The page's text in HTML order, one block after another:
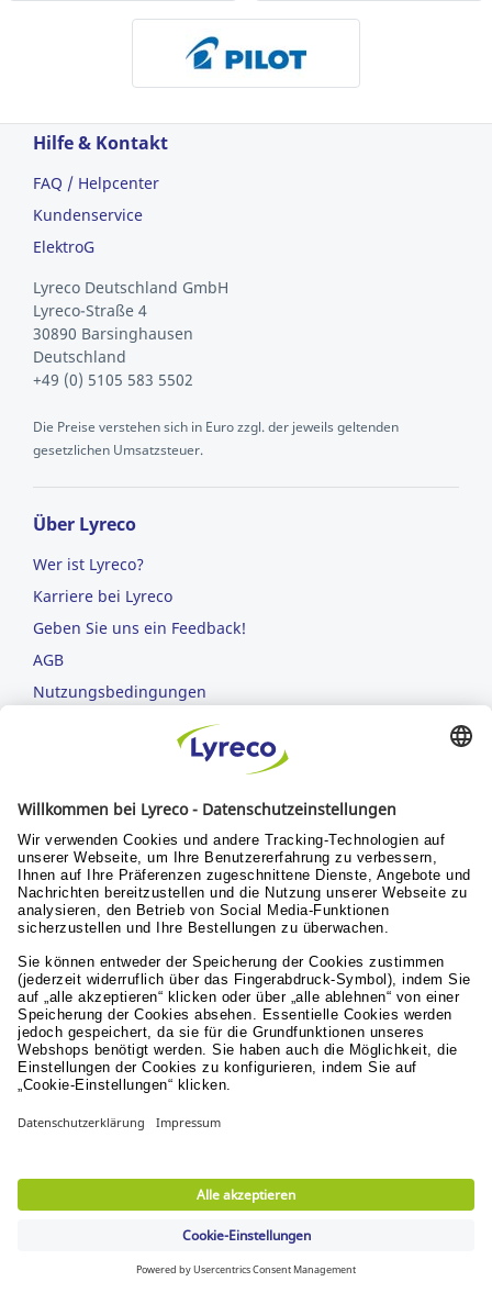
Hilfe & Kontakt
FAQ / Helpcenter
Kundenservice
ElektroG
Lyreco Deutschland GmbH
Lyreco-Straße 4
30890 Barsinghausen
Deutschland
+49 (0) 5105 583 5502
Die Preise verstehen sich in Euro zzgl. der jeweils geltenden
gesetzlichen Umsatzsteuer.
Über Lyreco
Wer ist Lyreco?
Karriere bei Lyreco
Geben Sie uns ein Feedback!
AGB
Nutzungsbedingungen
Datenschutzerklärung
Nachhaltige Entwicklung
Ihre Vorteile
Schnelle Lieferung
in 1-2 Arbeitstagen & versandkostenfrei ab 74,95 €
Sichere Zahlungsarten
Rechnung oder Kreditkarte
Kostenlose Rücksendungen
innerhalb von 30 Tagen
Verantwortung
Menschen & Werte
Lyreco for Education